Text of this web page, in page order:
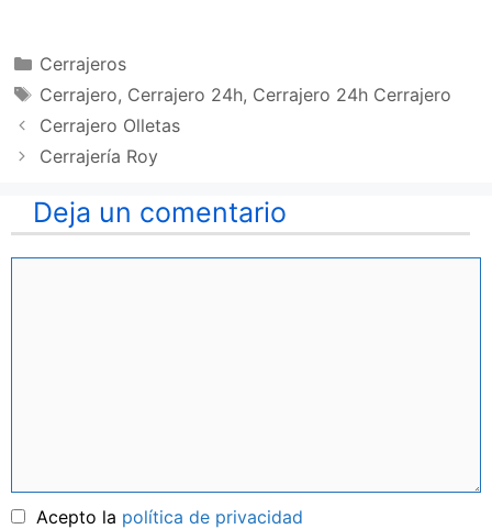
Categorías
Cerrajeros
Etiquetas
Cerrajero, Cerrajero 24h, Cerrajero 24h Cerrajero
Cerrajero Olletas
Cerrajería Roy
Deja un comentario
Acepto la política de privacidad